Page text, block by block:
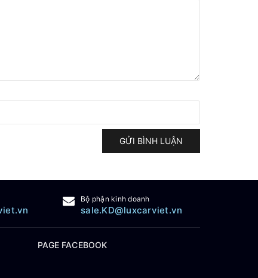
GỬI BÌNH LUẬN
Bộ phận kinh doanh
sale.KD@luxcarviet.vn
PAGE FACEBOOK